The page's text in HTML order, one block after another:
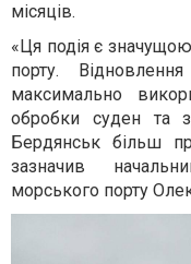
місяців.
«Ця подія є
порту.
максимально
обробки суден та
Бердянськ більш
зазначив
морського порту